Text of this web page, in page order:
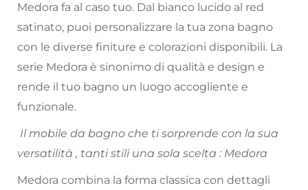
Medora fa al caso tuo. Dal bianco lucido al red
satinato, puoi personalizzare la tua zona bagno
con le diverse finiture e colorazioni disponibili. La
serie Medora è sinonimo di qualità e design e
rende il tuo bagno un luogo accogliente e
funzionale.
Il mobile da bagno che ti sorprende con la sua
versatilità , tanti stili una sola scelta : Medora
Medora combina la forma classica con dettagli